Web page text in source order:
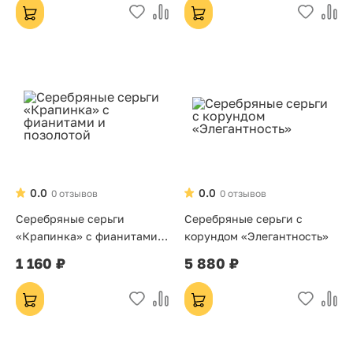
0 отзывов
0.0
Серебряные серьги
«Крапинка» с фианитами и
1 160 ₽
0 отзывов
0.0
Серебряные серьги с
корундом «Элегантность»
5 880 ₽